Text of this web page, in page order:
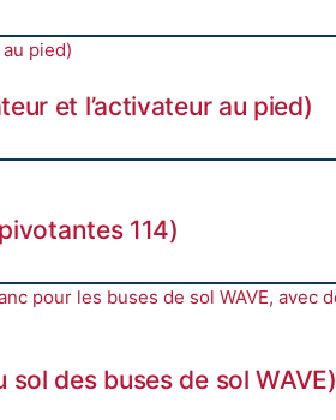
et l’activateur au pied)
114)
sol des buses de sol WAVE)